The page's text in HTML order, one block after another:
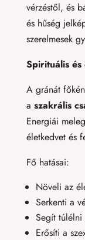
vérzéstől, és
és hűség
szerelmesek
Spirituális
A gránát
a szakrális
Energiái
életkedvet és
Fő hatásai:
Növeli az
Serkenti a
Segít túlélni
Erősíti a